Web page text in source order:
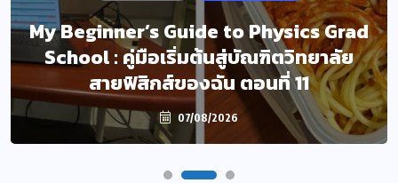
My Beginner’s Guide to Physics Grad
School : คู่มือเริ่มต้นสู่บัณฑิตวิทยาลัย
สายฟิสิกส์ของฉัน ตอนที่ 11
07/08/2026